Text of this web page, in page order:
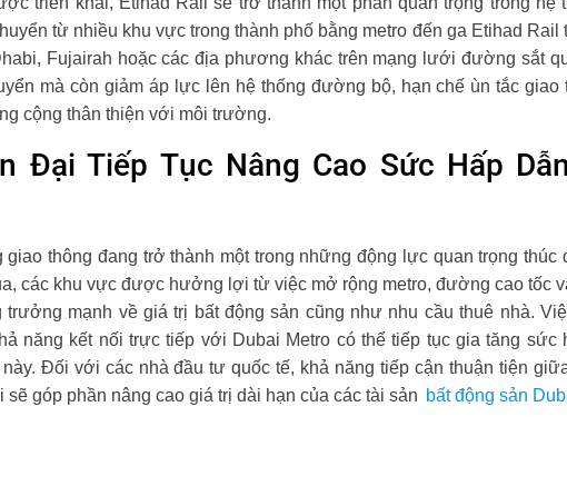
từ nhiều khu vực trong thành phố bằng metro đến ga Etihad Rail
Fujairah hoặc các địa phương khác trên mạng lưới đường sắt
mà còn giảm áp lực lên hệ thống đường bộ, hạn chế ùn tắc giao
cộng thân thiện với môi trường.
Đại Tiếp Tục Nâng Cao Sức Hấp
thông đang trở thành một trong những động lực quan trọng thúc
các khu vực được hưởng lợi từ việc mở rộng metro, đường cao tốc
mạnh về giá trị bất động sản cũng như nhu cầu thuê nhà.
năng kết nối trực tiếp với Dubai Metro có thể tiếp tục gia tăng sức
Đối với các nhà đầu tư quốc tế, khả năng tiếp cận thuận tiện
góp phần nâng cao giá trị dài hạn của các tài sản bất động sản